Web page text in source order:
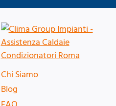
Chi Siamo
Blog